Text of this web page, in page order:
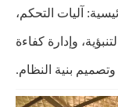
آليات التحكم،
وإدارة كفاءة
وتصميم بنية النظام.